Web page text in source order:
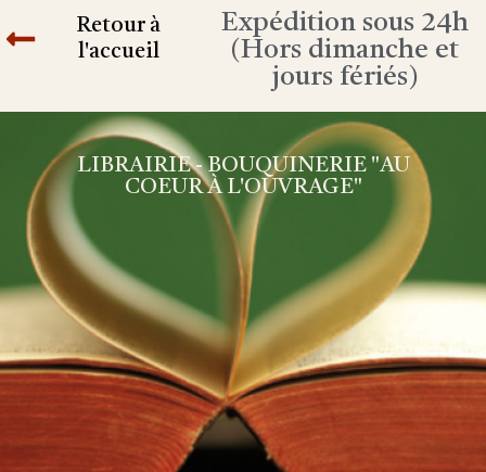
Retour à
l'accueil
Expédition sous 24h
(Hors dimanche et
jours fériés)
LIBRAIRIE - BOUQUINERIE "AU
COEUR À L'OUVRAGE"